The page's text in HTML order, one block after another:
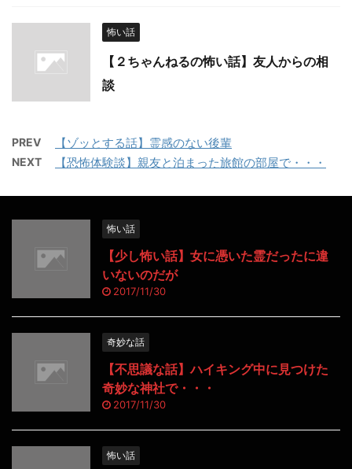
怖い話
【２ちゃんねるの怖い話】友人からの相
談
PREV 【ゾッとする話】霊感のない後輩
NEXT 【恐怖体験談】親友と泊まった旅館の部屋で・・・
怖い話
【少し怖い話】女に憑いた霊だったに違
いないのだが
2017/11/30
奇妙な話
【不思議な話】ハイキング中に見つけた
奇妙な神社で・・・
2017/11/30
怖い話